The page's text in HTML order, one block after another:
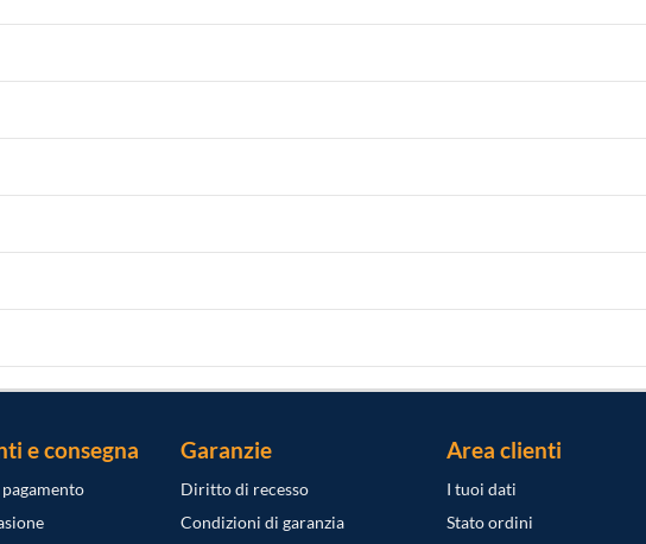
e consegna Garanzie
Diritto di recesso
Condizioni di garanzia
Area clienti
I tuoi dati
Stato ordini